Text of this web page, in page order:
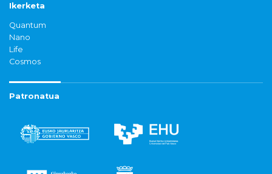
Ikerketa
Quantum
Nano
Life
Cosmos
Patronatua